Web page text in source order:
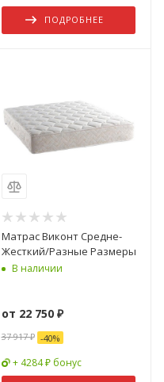
ПОДРОБНЕЕ
Матрас Виконт Средне-
Жесткий/Разные Размеры
В наличии
от 22 750 ₽
37 917 ₽ -40%
+ 4284 ₽ бонус